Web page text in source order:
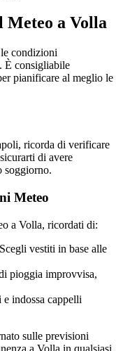
a Volla
condizioni
È consigliabile
pianificare al meglio le
ricorda di verificare
di avere
soggiorno.
Meteo
a Volla, ricordati di:
Scegli vestiti in base alle
pioggia improvvisa,
e indossa cappelli
sulle previsioni
a Volla in qualsiasi